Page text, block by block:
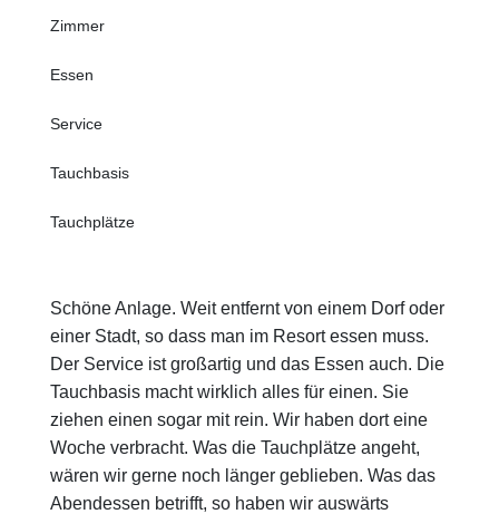
Zimmer
Essen
Service
Tauchbasis
Tauchplätze
Schöne Anlage. Weit entfernt von einem Dorf oder
einer Stadt, so dass man im Resort essen muss.
Der Service ist großartig und das Essen auch. Die
Tauchbasis macht wirklich alles für einen. Sie
ziehen einen sogar mit rein. Wir haben dort eine
Woche verbracht. Was die Tauchplätze angeht,
wären wir gerne noch länger geblieben. Was das
Abendessen betrifft, so haben wir auswärts